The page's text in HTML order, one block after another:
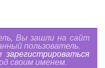
Вы зашли на сайт
пользователь.
зарегистрироваться
своим именем.